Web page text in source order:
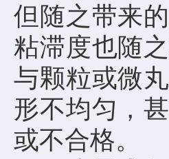
但随之带来
粘滞度也随
与颗粒或微
形不均匀，
或不合格。